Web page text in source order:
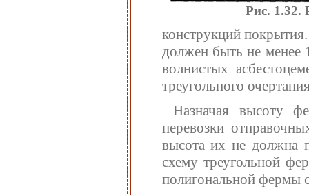
Рис. 1.32.
конструкций
должен быть не менее
волнистых
треугольного
Назначая высоту
перевозки
высота их не должна
схему треугольной
полигональной фермы